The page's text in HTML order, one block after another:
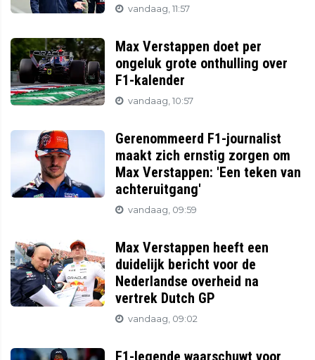
vandaag, 11:57
Max Verstappen doet per
ongeluk grote onthulling over
F1-kalender
vandaag, 10:57
Gerenommeerd F1-journalist
maakt zich ernstig zorgen om
Max Verstappen: 'Een teken van
achteruitgang'
vandaag, 09:59
Max Verstappen heeft een
duidelijk bericht voor de
Nederlandse overheid na
vertrek Dutch GP
vandaag, 09:02